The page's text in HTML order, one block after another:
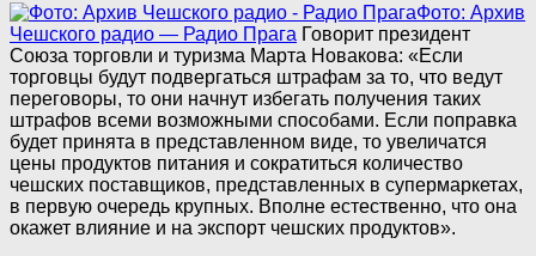
Фото: Архив
Чешского радио — Радио Прага Говорит президент
Союза торговли и туризма Марта Новакова: «Если
торговцы будут подвергаться штрафам за то, что ведут
переговоры, то они начнут избегать получения таких
штрафов всеми возможными способами. Если поправка
будет принята в представленном виде, то увеличатся
цены продуктов питания и сократиться количество
чешских поставщиков, представленных в супермаркетах,
в первую очередь крупных. Вполне естественно, что она
окажет влияние и на экспорт чешских продуктов».